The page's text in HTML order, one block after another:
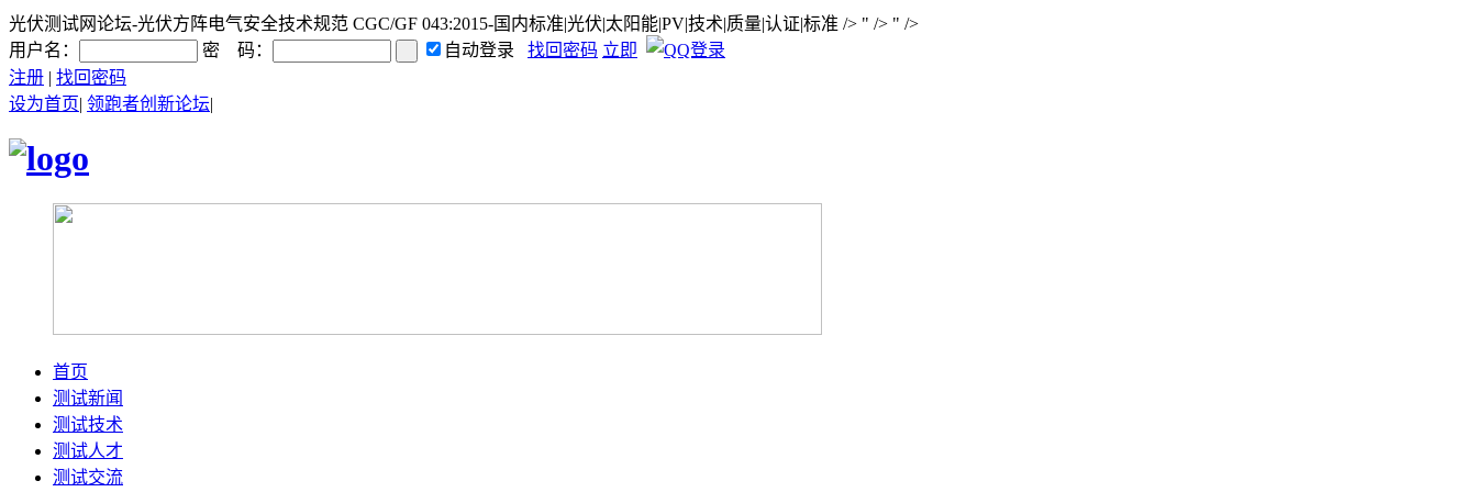
光伏测试网论坛-光伏方阵电气安全技术规范 CGC/GF 043:2015-国内标准|光伏|太阳能|PV|技术|质量|认证|标准 /> " /> " />
用户名：
密 码： 自动登录 找回密码 立即
注册 | 找回密码
设为首页| 领跑者创新论坛|
首页
测试新闻
测试技术
测试人才
测试交流